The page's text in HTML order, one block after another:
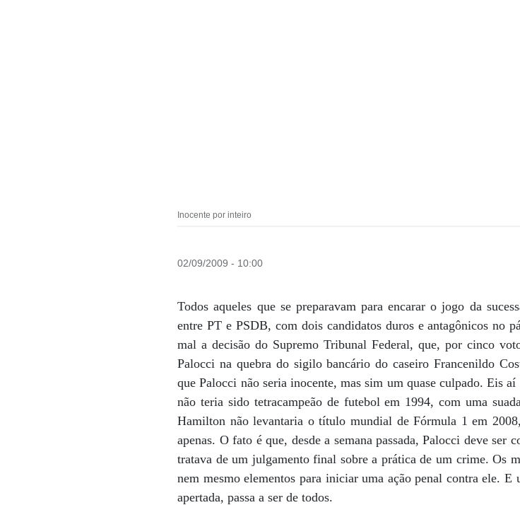
Inocente por inteiro
02/09/2009 - 10:00
Todos aqueles que se preparavam para encarar o jogo da
entre PT e PSDB, com dois candidatos duros e antagônicos no
mal a decisão do Supremo Tribunal Federal, que, por cinco
Palocci na quebra do sigilo bancário do caseiro Francenildo
que Palocci não seria inocente, mas sim um quase culpado. Eis
não teria sido tetracampeão de futebol em 1994, com uma
Hamilton não levantaria o título mundial de Fórmula 1 em
apenas. O fato é que, desde a semana passada, Palocci deve
tratava de um julgamento final sobre a prática de um crime. Os
nem mesmo elementos para iniciar uma ação penal contra ele. E
apertada, passa a ser de todos.